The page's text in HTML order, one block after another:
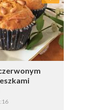
Wybierz listę: